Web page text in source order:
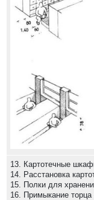
13. Картотечные
14. Расстановка
15. Полки для
16. Примыкание торца